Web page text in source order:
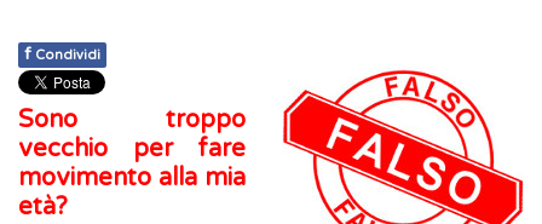
f Condividi
Sono troppo
vecchio per fare
movimento alla mia
età?